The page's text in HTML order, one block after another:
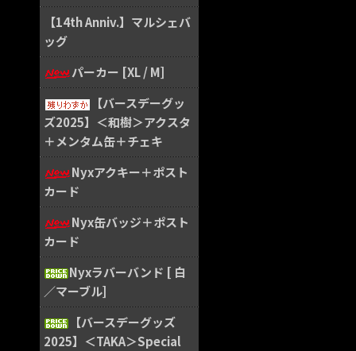
【14th Anniv.】マルシェバ
ッグ
パーカー [XL / M]
【バースデーグッ
ズ2025】＜和樹＞アクスタ
＋メンタム缶＋チェキ
Nyxアクキー＋ポスト
カード
Nyx缶バッジ＋ポスト
カード
Nyxラバーバンド [ 白
／マーブル]
【バースデーグッズ
2025】＜TAKA＞Special